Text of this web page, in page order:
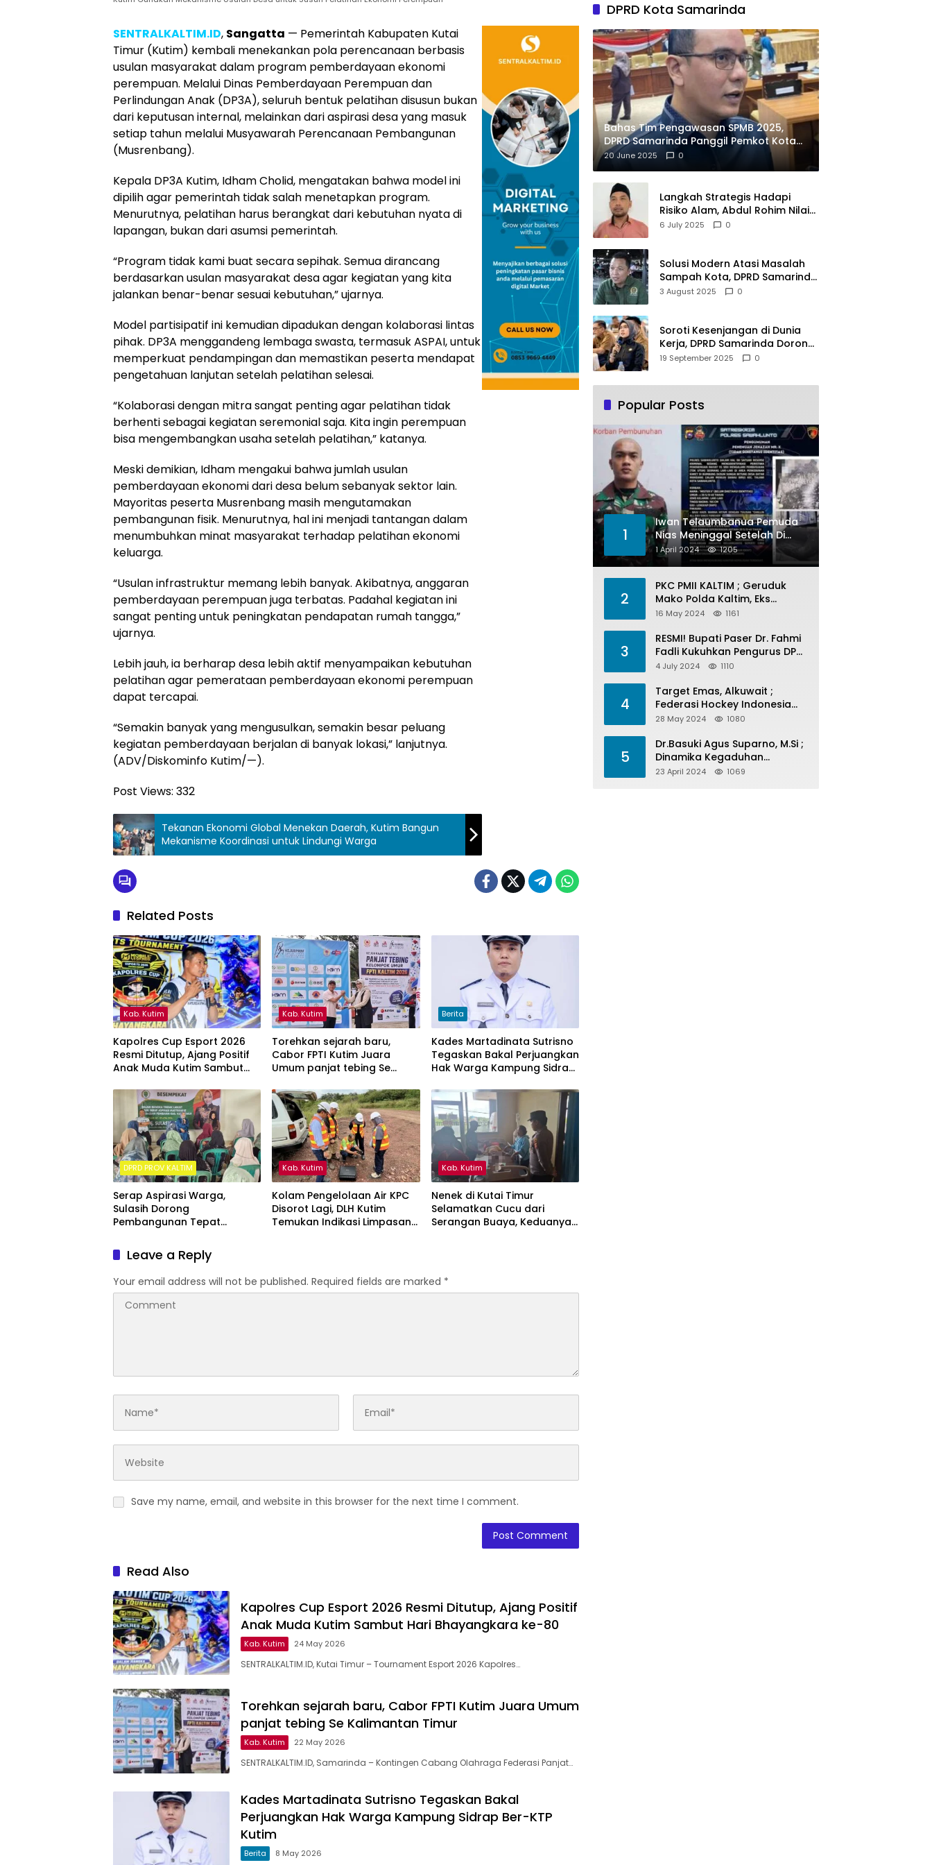
SENTRALKALTIM.ID, Sangatta — Pemerintah Kabupaten Kutai
Timur (Kutim) kembali menekankan pola perencanaan berbasis
usulan masyarakat dalam program pemberdayaan ekonomi
perempuan. Melalui Dinas Pemberdayaan Perempuan dan
Perlindungan Anak (DP3A), seluruh bentuk pelatihan disusun bukan
dari keputusan internal, melainkan dari aspirasi desa yang masuk
setiap tahun melalui Musyawarah Perencanaan Pembangunan
(Musrenbang).
Kepala DP3A Kutim, Idham Cholid, mengatakan bahwa model ini
dipilih agar pemerintah tidak salah menetapkan program.
Menurutnya, pelatihan harus berangkat dari kebutuhan nyata di
lapangan, bukan dari asumsi pemerintah.
“Program tidak kami buat secara sepihak. Semua dirancang
berdasarkan usulan masyarakat desa agar kegiatan yang kita
jalankan benar-benar sesuai kebutuhan,” ujarnya.
Model partisipatif ini kemudian dipadukan dengan kolaborasi lintas
pihak. DP3A menggandeng lembaga swasta, termasuk ASPAI, untuk
memperkuat pendampingan dan memastikan peserta mendapat
pengetahuan lanjutan setelah pelatihan selesai.
“Kolaborasi dengan mitra sangat penting agar pelatihan tidak
berhenti sebagai kegiatan seremonial saja. Kita ingin perempuan
bisa mengembangkan usaha setelah pelatihan,” katanya.
Meski demikian, Idham mengakui bahwa jumlah usulan
pemberdayaan ekonomi dari desa belum sebanyak sektor lain.
Mayoritas peserta Musrenbang masih mengutamakan
pembangunan fisik. Menurutnya, hal ini menjadi tantangan dalam
menumbuhkan minat masyarakat terhadap pelatihan ekonomi
keluarga.
“Usulan infrastruktur memang lebih banyak. Akibatnya, anggaran
pemberdayaan perempuan juga terbatas. Padahal kegiatan ini
sangat penting untuk peningkatan pendapatan rumah tangga,”
ujarnya.
Lebih jauh, ia berharap desa lebih aktif menyampaikan kebutuhan
pelatihan agar pemerataan pemberdayaan ekonomi perempuan
dapat tercapai.
“Semakin banyak yang mengusulkan, semakin besar peluang
kegiatan pemberdayaan berjalan di banyak lokasi,” lanjutnya.
(ADV/Diskominfo Kutim/—).
Post Views: 332
Tekanan Ekonomi Global Menekan Daerah, Kutim Bangun
Mekanisme Koordinasi untuk Lindungi Warga
Related Posts
Kab. Kutim
Kapolres Cup Esport 2026
Resmi Ditutup, Ajang Positif
Anak Muda Kutim Sambut
Kab. Kutim
Torehkan sejarah baru,
Cabor FPTI Kutim Juara
Umum panjat tebing Se
Berita
Kades Martadinata Sutrisno
Tegaskan Bakal Perjuangkan
Hak Warga Kampung Sidrap
DPRD PROV KALTIM
Serap Aspirasi Warga,
Sulasih Dorong
Pembangunan Tepat
Kab. Kutim
Kolam Pengelolaan Air KPC
Disorot Lagi, DLH Kutim
Temukan Indikasi Limpasan
Kab. Kutim
Nenek di Kutai Timur
Selamatkan Cucu dari
Serangan Buaya, Keduanya
Leave a Reply
Your email address will not be published. Required fields are marked *
Save my name, email, and website in this browser for the next time I comment.
Read Also
Kapolres Cup Esport 2026 Resmi Ditutup, Ajang Positif
Anak Muda Kutim Sambut Hari Bhayangkara ke-80
Kab. Kutim 24 May 2026
SENTRALKALTIM.ID, Kutai Timur – Tournament Esport 2026 Kapolres…
Torehkan sejarah baru, Cabor FPTI Kutim Juara Umum
panjat tebing Se Kalimantan Timur
Kab. Kutim 22 May 2026
SENTRALKALTIM.ID, Samarinda – Kontingen Cabang Olahraga Federasi Panjat…
Kades Martadinata Sutrisno Tegaskan Bakal
Perjuangkan Hak Warga Kampung Sidrap Ber-KTP
Kutim
Berita 8 May 2026
DPRD Kota Samarinda
Bahas Tim Pengawasan SPMB 2025,
DPRD Samarinda Panggil Pemkot Kota
Tepian
20 June 2025 0
Langkah Strategis Hadapi
Risiko Alam, Abdul Rohim Nilai
Samarinda Siap Jadi Pusat
6 July 2025 0
Solusi Modern Atasi Masalah
Sampah Kota, DPRD Samarinda
Dukung Penuh Proyek PLTSA
3 August 2025 0
Soroti Kesenjangan di Dunia
Kerja, DPRD Samarinda Dorong
Pemkot Gencarkan
19 September 2025 0
Popular Posts
1
Iwan Telaumbanua Pemuda
Nias Meninggal Setelah Di
Habisi Oknum TNI AL
1 April 2024 1205
2
PKC PMII KALTIM ; Geruduk
Mako Polda Kaltim, Eks
Lubang Tambang Banyak
16 May 2024 1161
3
RESMI! Bupati Paser Dr. Fahmi
Fadli Kukuhkan Pengurus DPP
LAP 2024-2029
4 July 2024 1110
4
Target Emas, Alkuwait ;
Federasi Hockey Indonesia
Kota Balikpapan Siap Menjadi
28 May 2024 1080
5
Dr.Basuki Agus Suparno, M.Si ;
Dinamika Kegaduhan
Komunikasi Politik Jelang
23 April 2024 1069